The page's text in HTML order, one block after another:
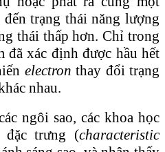
trạng thái năng lượng
thái thấp hơn. Chỉ trong
đã xác định được hầu hết
electron thay đổi trạng
nhau.
ngôi sao, các khoa học
đặc trưng (characteristic